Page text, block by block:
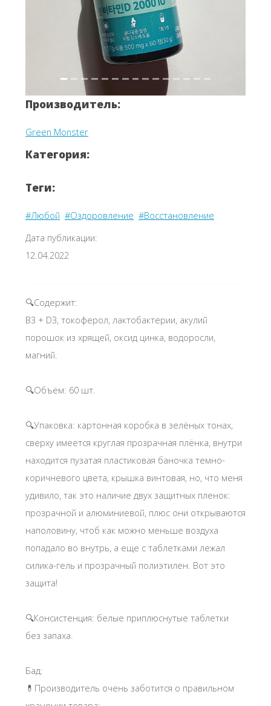
Производитель:
Green Monster
Категория:
Теги:
#Любой #Оздоровление #Восстановление
Дата публикации:
12.04.2022
🔍Содержит:
B3 + D3, токоферол, лактобактерии, акулий
порошок из хрящей, оксид цинка, водоросли,
магний.
🔍Объём: 60 шт.
🔍Упаковка: картонная коробка в зелёных тонах,
сверху имеется круглая прозрачная плёнка, внутри
находится пузатая пластиковая баночка темно-
коричневого цвета, крышка винтовая, но, что меня
удивило, так это наличие двух защитных пленок:
прозрачной и алюминиевой, плюс они открываются
наполовину, чтоб как можно меньше воздуха
попадало во внутрь, а еще с таблетками лежал
силика-гель и прозрачный полиэтилен. Вот это
защита!
🔍Консистенция: белые приплюснутые таблетки
без запаха.
Бад:
💊Производитель очень заботится о правильном